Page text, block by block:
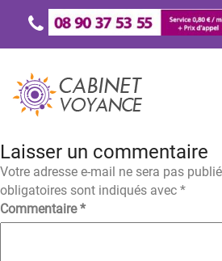
Laisser un commentaire
Votre adresse e-mail ne sera pas
obligatoires sont indiqués avec *
Commentaire*